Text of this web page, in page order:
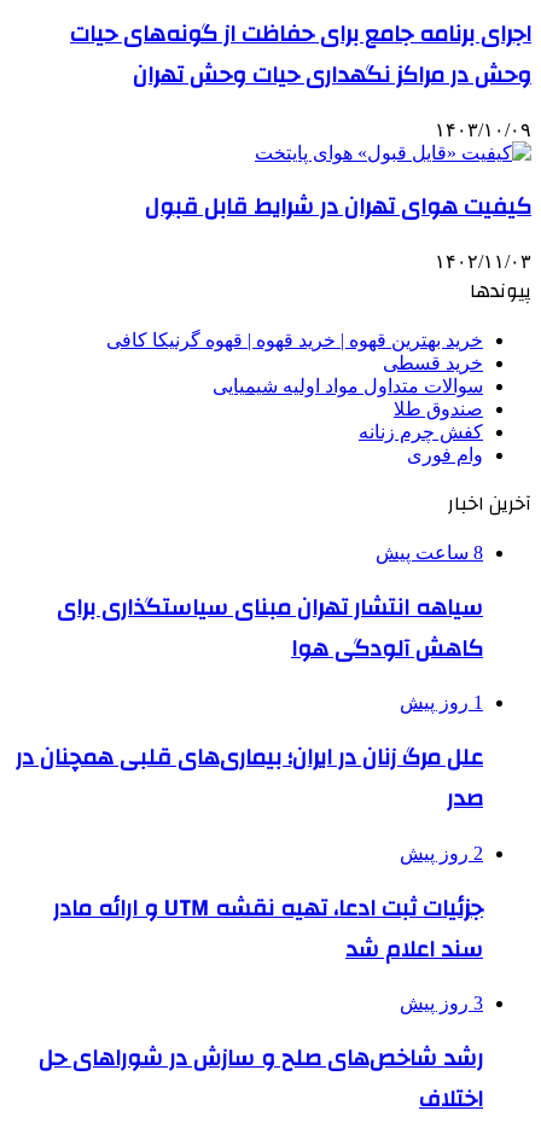
اجرای برنامه جامع برای حفاظت از گونه‌های حیات
وحش در مراکز نگهداری حیات وحش تهران
۱۴۰۳/۱۰/۰۹
کیفیت هوای تهران در شرایط قابل قبول
۱۴۰۲/۱۱/۰۳
پیوندها
خرید بهترین قهوه | خرید قهوه | قهوه گرنیکا کافی
خرید قسطی
سوالات متداول مواد اولیه شیمیایی
صندوق طلا
کفش چرم زنانه
وام فوری
آخرین اخبار
8 ساعت پیش
سیاهه انتشار تهران مبنای سیاستگذاری برای
کاهش آلودگی هوا
1 روز پیش
علل مرگ زنان در ایران؛ بیماری‌های قلبی همچنان در
صدر
2 روز پیش
جزئیات ثبت ادعا، تهیه نقشه UTM و ارائه مادر
سند اعلام شد
3 روز پیش
رشد شاخص‌های صلح و سازش در شوراهای حل
اختلاف